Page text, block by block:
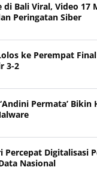
di Bali Viral, Video 17
Peringatan Siber
ke Perempat
3-2
Permata’ Bikin
Percepat Digitalisasi
Nasional